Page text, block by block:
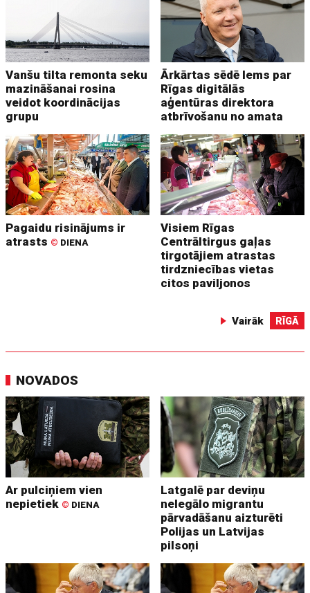
Vanšu tilta remonta seku
mazināšanai rosina
veidot koordinācijas
grupu
Ārkārtas sēdē lems par
Rīgas digitālās
aģentūras direktora
atbrīvošanu no amata
Pagaidu risinājums ir
atrasts © DIENA
Visiem Rīgas
Centrāltirgus gaļas
tirgotājiem atrastas
tirdzniecības vietas
citos paviljonos
Vairāk RĪGĀ
NOVADOS
Ar pulciņiem vien
nepietiek © DIENA
Latgalē par deviņu
nelegālo migrantu
pārvadāšanu aizturēti
Polijas un Latvijas
pilsoņi